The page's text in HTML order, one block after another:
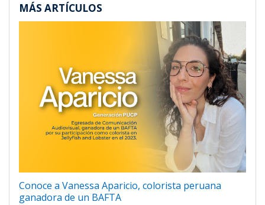
MÁS ARTÍCULOS
Conoce a Vanessa Aparicio, colorista peruana
ganadora de un BAFTA